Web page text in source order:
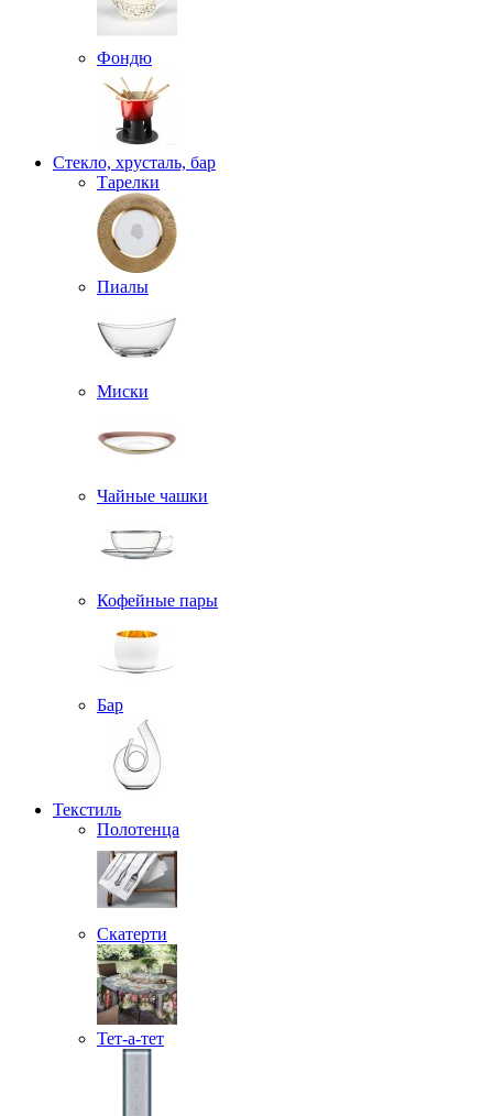
Фондю
Стекло, хрусталь, бар
Тарелки
Пиалы
Миски
Чайные чашки
Кофейные пары
Бар
Текстиль
Полотенца
Скатерти
Тет-а-тет